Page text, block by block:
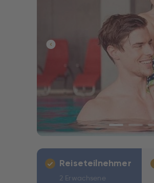
Reiseteilnehmer
2 Erwachsene